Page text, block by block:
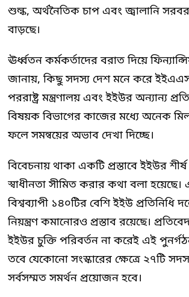
শুল্ক, অর্থনৈতিক চাপ এবং জ্বালানি
বাড়ছে।
ঊর্ধ্বতন কর্মকর্তাদের বরাত দিয়ে
জানায়, কিছু সদস্য দেশ মনে করে
পররাষ্ট্র মন্ত্রণালয় এবং ইইউর অন্যান্য
বিষয়ক বিভাগের কাজের মধ্যে অনেক
ফলে সমন্বয়ের অভাব দেখা দিচ্ছে।
বিবেচনায় থাকা একটি প্রস্তাবে ইইউর
স্বাধীনতা সীমিত করার কথা বলা হয়েছে।
বিশ্বব্যাপী ১৪০টির বেশি ইইউ প্রতিনিধি
নিয়ন্ত্রণ কমানোরও প্রস্তাব রয়েছে।
ইইউর চুক্তি পরিবর্তন না করেই এই
তবে যেকোনো সংস্কারের ক্ষেত্রে ২৭টি
সর্বসম্মত সমর্থন প্রয়োজন হবে।